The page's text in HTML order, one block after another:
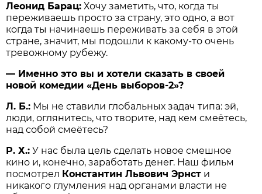
Леонид Барац: Хочу заметить, что, когда ты
переживаешь просто за страну, это одно, а вот
когда ты начинаешь переживать за себя в этой
стране, значит, мы подошли к какому-то очень
тревожному рубежу.
— Именно это вы и хотели сказать в своей
новой комедии «День выборов-2»?
Л. Б.: Мы не ставили глобальных задач типа: эй,
люди, оглянитесь, что творите, над кем смеётесь,
над собой смеётесь?
Р. Х.: У нас была цель сделать новое смешное
кино и, конечно, заработать денег. Наш фильм
посмотрел Константин Львович Эрнст и
никакого глумления над органами власти не